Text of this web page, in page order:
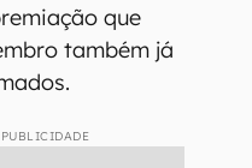
que
também já